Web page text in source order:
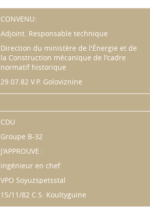
CONVENU:
Adjoint. Responsable technique
Direction du ministère de l'Énergie et de
la Construction mécanique de l'cadre
normatif historique
29.07.82 V.P. Goloviznine
CDU
Groupe B-32
J'APPROUVE :
ingénieur en chef
VPO Soyuzspetsstal
15/11/82 C.S. Koultyguine